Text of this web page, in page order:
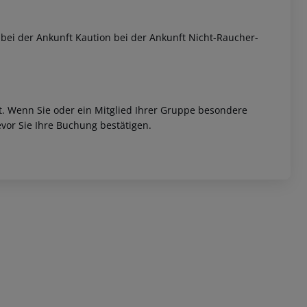
der Ankunft Kaution bei der Ankunft Nicht-Raucher-
Sie oder ein Mitglied Ihrer Gruppe besondere
Sie Ihre Buchung bestätigen.